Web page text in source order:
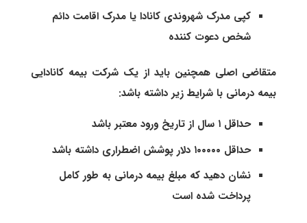
کپی مدرک شهروندی کانادا یا مدرک اقامت دائم
شخص دعوت کننده
متقاضی اصلی همچنین باید از یک شرکت بیمه کانادایی
بیمه درمانی با شرایط زیر داشته باشد:
حداقل ۱ سال از تاریخ ورود معتبر باشد
حداقل ۱۰۰۰۰۰ دلار پوشش اضطراری داشته باشد
نشان دهید که مبلغ بیمه درمانی به طور کامل
پرداخت شده است